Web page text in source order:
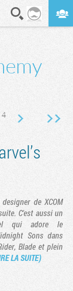
4
de XCOM
C'est aussi un
qui adore le
Sons dans
Blade et plein
LA SUITE)